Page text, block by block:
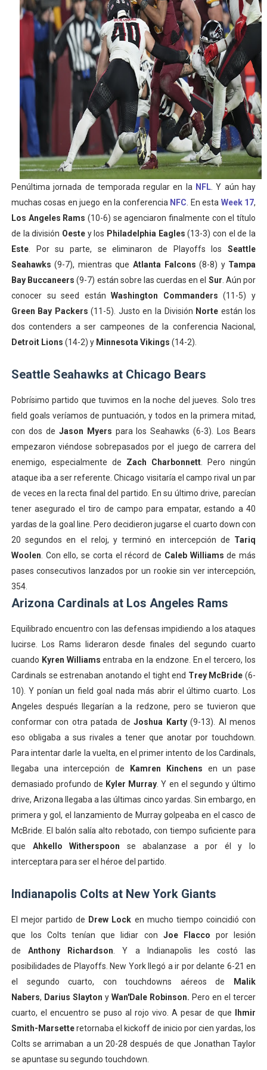
Athletes Unlimited Softball League 2026 - Las Utah
Mundial de piragüismo slalom 2026 (Oklahoma City,
Tour de Francia masculino 2026 - Tadej Pogacar
Mundial de Fórmula 1 2026 - Lando Norris consigue
Campeonato de Europa de high diving 2026 (París,
Penúltima jornada de temporada regular en la NFL . Y aún hay
muchas cosas en juego en la conferencia NFC . En esta Week 17,
Los Angeles Rams (10-6) se agenciaron finalmente con el título
de la división Oestey los Philadelphia Eagles (13-3) con el de la
Este. Por su parte, se eliminaron de Playoffs losSeattle
Seahawks (9-7), mientras que Atlanta Falcons (8-8) y Tampa
Bay Buccaneers (9-7) están sobre las cuerdas en el Sur . Aún por
conocer su seed estánWashington Commanders (11-5) y
Green Bay Packers (11-5). Justo en la División Norte están los
dos contenders a ser campeones de la conferencia Nacional,
Detroit Lions (14-2) y Minnesota Vikings (14-2).
Seattle Seahawks at Chicago Bears
Pobrísimo partido que tuvimos en la noche del jueves. Solo tres
field goals veríamos de puntuación, y todos en la primera mitad,
con dos de Jason Myers para los Seahawks (6-3). Los Bears
empezaron viéndose sobrepasados por el juego de carrera del
enemigo, especialmente de Zach Charbonnett . Pero ningún
ataque iba a ser referente. Chicago visitaría el campo rival un par
de veces en la recta final del partido. En su último drive, parecían
tener asegurado el tiro de campo para empatar, estando a 40
yardas de la goal line. Pero decidieron jugarse el cuarto down con
20 segundos en el reloj, y terminó en intercepción de Tariq
Woolen . Con ello, se corta el récord de Caleb Williams de más
pases consecutivos lanzados por un rookie sin ver intercepción,
354.
Arizona Cardinals at Los Angeles Rams
Equilibrado encuentro con las defensas impidiendo a los ataques
lucirse. Los Rams lideraron desde finales del segundo cuarto
cuando Kyren Williams entraba en la endzone. En el tercero, los
Cardinals se estrenaban anotando el tight end Trey McBride (6-
10). Y ponían un field goal nada más abrir el último cuarto. Los
Angeles después llegarían a la redzone, pero se tuvieron que
conformar con otra patada deJoshua Karty(9-13). Al menos
eso obligaba a sus rivales a tener que anotar por touchdown.
Para intentar darle la vuelta, en el primer intento de los Cardinals,
llegaba una intercepción de
Kamren Kinchens en un pase
demasiado profundo de Kyler Murray . Y en el segundo y último
drive, Arizona llegaba a las últimas cinco yardas. Sin embargo, en
primera y gol, el lanzamiento de Murray golpeaba en el casco de
McBride. El balón salía alto rebotado, con tiempo suficiente para
que Ahkello Witherspoon se abalanzase a por él y lo
interceptara para ser el héroe del partido.
Indianapolis Colts at New York Giants
El mejor partido de Drew Lock en mucho tiempo coincidió con
que los Colts tenían que lidiar con Joe Flacco por lesión
de Anthony Richardson . Y a Indianapolis les costó las
posibilidades de Playoffs. New York llegó a ir por delante 6-21 en
el segundo cuarto, con touchdowns aéreos de
Malik
Nabers, Darius Slayton yWan'Dale Robinson. Pero en el tercer
cuarto, el encuentro se puso al rojo vivo. A pesar de que
Ihmir
Smith-Marsetteretornaba el kickoff de inicio por cien yardas, los
Colts se arrimaban a un 20-28 después de que Jonathan Taylor
se apuntase su segundo touchdown.